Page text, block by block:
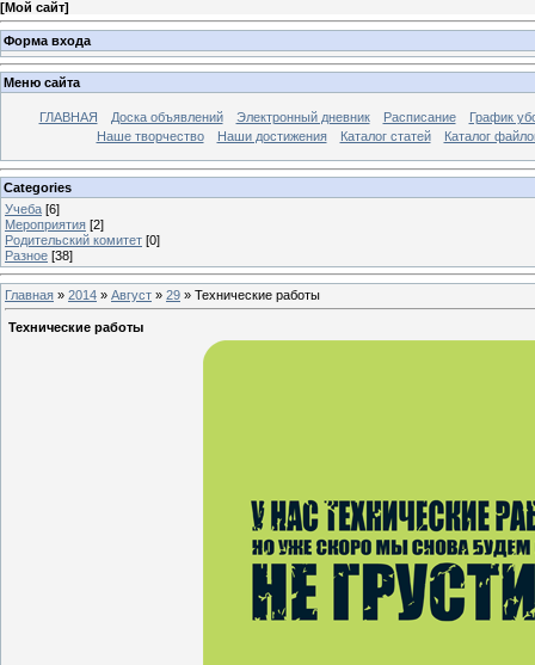
[Мой сайт]
Форма входа
Меню сайта
ГЛАВНАЯ Доска объявлений Электронный дневник Расписание
График
Наше творчество
Наши достижения Каталог статей Каталог
Categories
Учеба [6]
Мероприятия [2]
Родительский комитет [0]
Разное [38]
Главная » 2014 » Август » 29 » Технические работы
Технические работы